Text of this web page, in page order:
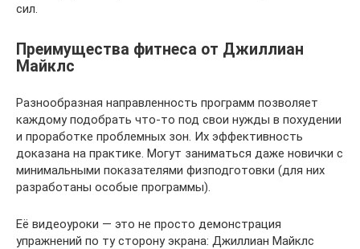
сил.
Преимущества фитнеса от Джиллиан
Майклс
Разнообразная направленность программ позволяет
каждому подобрать что-то под свои нужды в похудении
и проработке проблемных зон. Их эффективность
доказана на практике. Могут заниматься даже новички с
минимальными показателями физподготовки (для них
разработаны особые программы).
Её видеоуроки — это не просто демонстрация
упражнений по ту сторону экрана: Джиллиан Майклс